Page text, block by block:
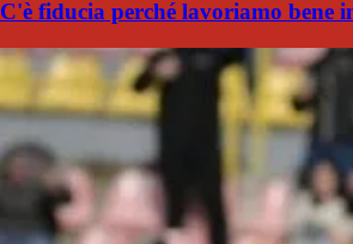
C'è fiducia perché lavoriamo bene